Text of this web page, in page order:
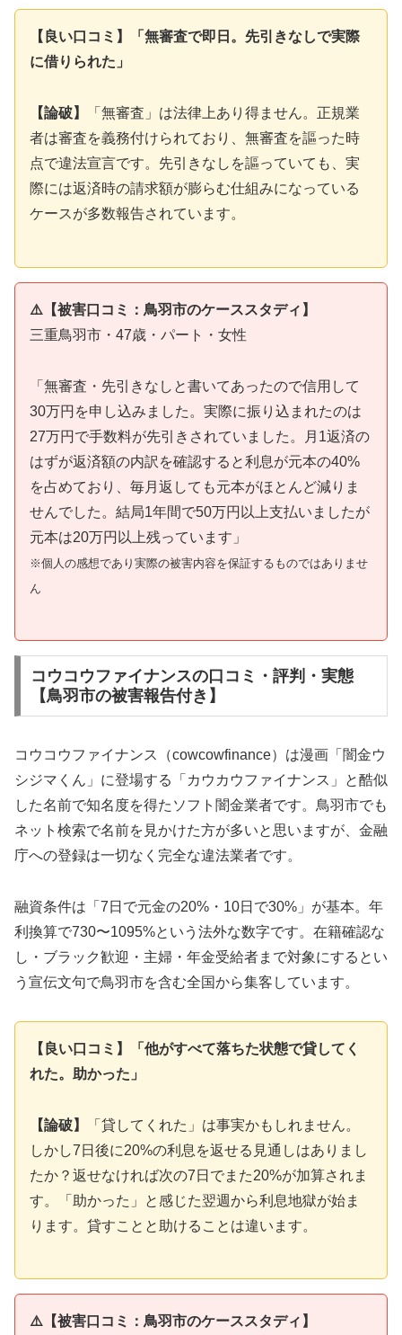
【良い口コミ】「無審査で即日。先引きなしで実際
に借りられた」
【論破】
「無審査」は法律上あり得ません。正規業
者は審査を義務付けられており、無審査を謳った時
点で違法宣言です。先引きなしを謳っていても、実
際には返済時の請求額が膨らむ仕組みになっている
ケースが多数報告されています。
⚠️【被害口コミ：鳥羽市のケーススタディ】
三重鳥羽市・47歳・パート・女性
「無審査・先引きなしと書いてあったので信用して
30万円を申し込みました。実際に振り込まれたのは
27万円で手数料が先引きされていました。月1返済の
はずが返済額の内訳を確認すると利息が元本の40%
を占めており、毎月返しても元本がほとんど減りま
せんでした。結局1年間で50万円以上支払いましたが
元本は20万円以上残っています」
※個人の感想であり実際の被害内容を保証するものではありませ
ん
コウコウファイナンスの口コミ・評判・実態
【鳥羽市の被害報告付き】
コウコウファイナンス（cowcowfinance）は漫画「闇金ウ
シジマくん」に登場する「カウカウファイナンス」と酷似
した名前で知名度を得たソフト闇金業者です。鳥羽市でも
ネット検索で名前を見かけた方が多いと思いますが、金融
庁への登録は一切なく完全な違法業者です。
融資条件は「7日で元金の20%・10日で30%」が基本。年
利換算で730〜1095%という法外な数字です。在籍確認な
し・ブラック歓迎・主婦・年金受給者まで対象にするとい
う宣伝文句で鳥羽市を含む全国から集客しています。
【良い口コミ】「他がすべて落ちた状態で貸してく
れた。助かった」
【論破】
「貸してくれた」は事実かもしれません。
しかし7日後に20%の利息を返せる見通しはありまし
たか？返せなければ次の7日でまた20%が加算されま
す。「助かった」と感じた翌週から利息地獄が始ま
ります。貸すことと助けることは違います。
⚠️【被害口コミ：鳥羽市のケーススタディ】